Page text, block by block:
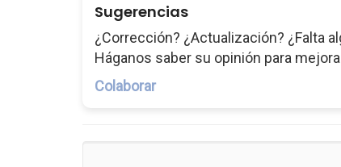
Sugerencias
¿Corrección? ¿Actualización? ¿Falta
Háganos saber su opinión para
Colaborar